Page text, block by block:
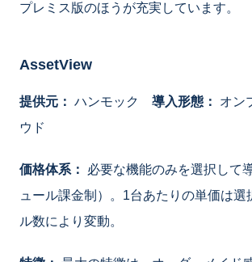
プレミス版のほうが充実しています。
AssetView
提供元： ハンモック 導入形態：
オン
ウド
価格体系：
必要な機能のみを選択して
ュール課金制）。1台あたりの単価は選
ル数により変動。